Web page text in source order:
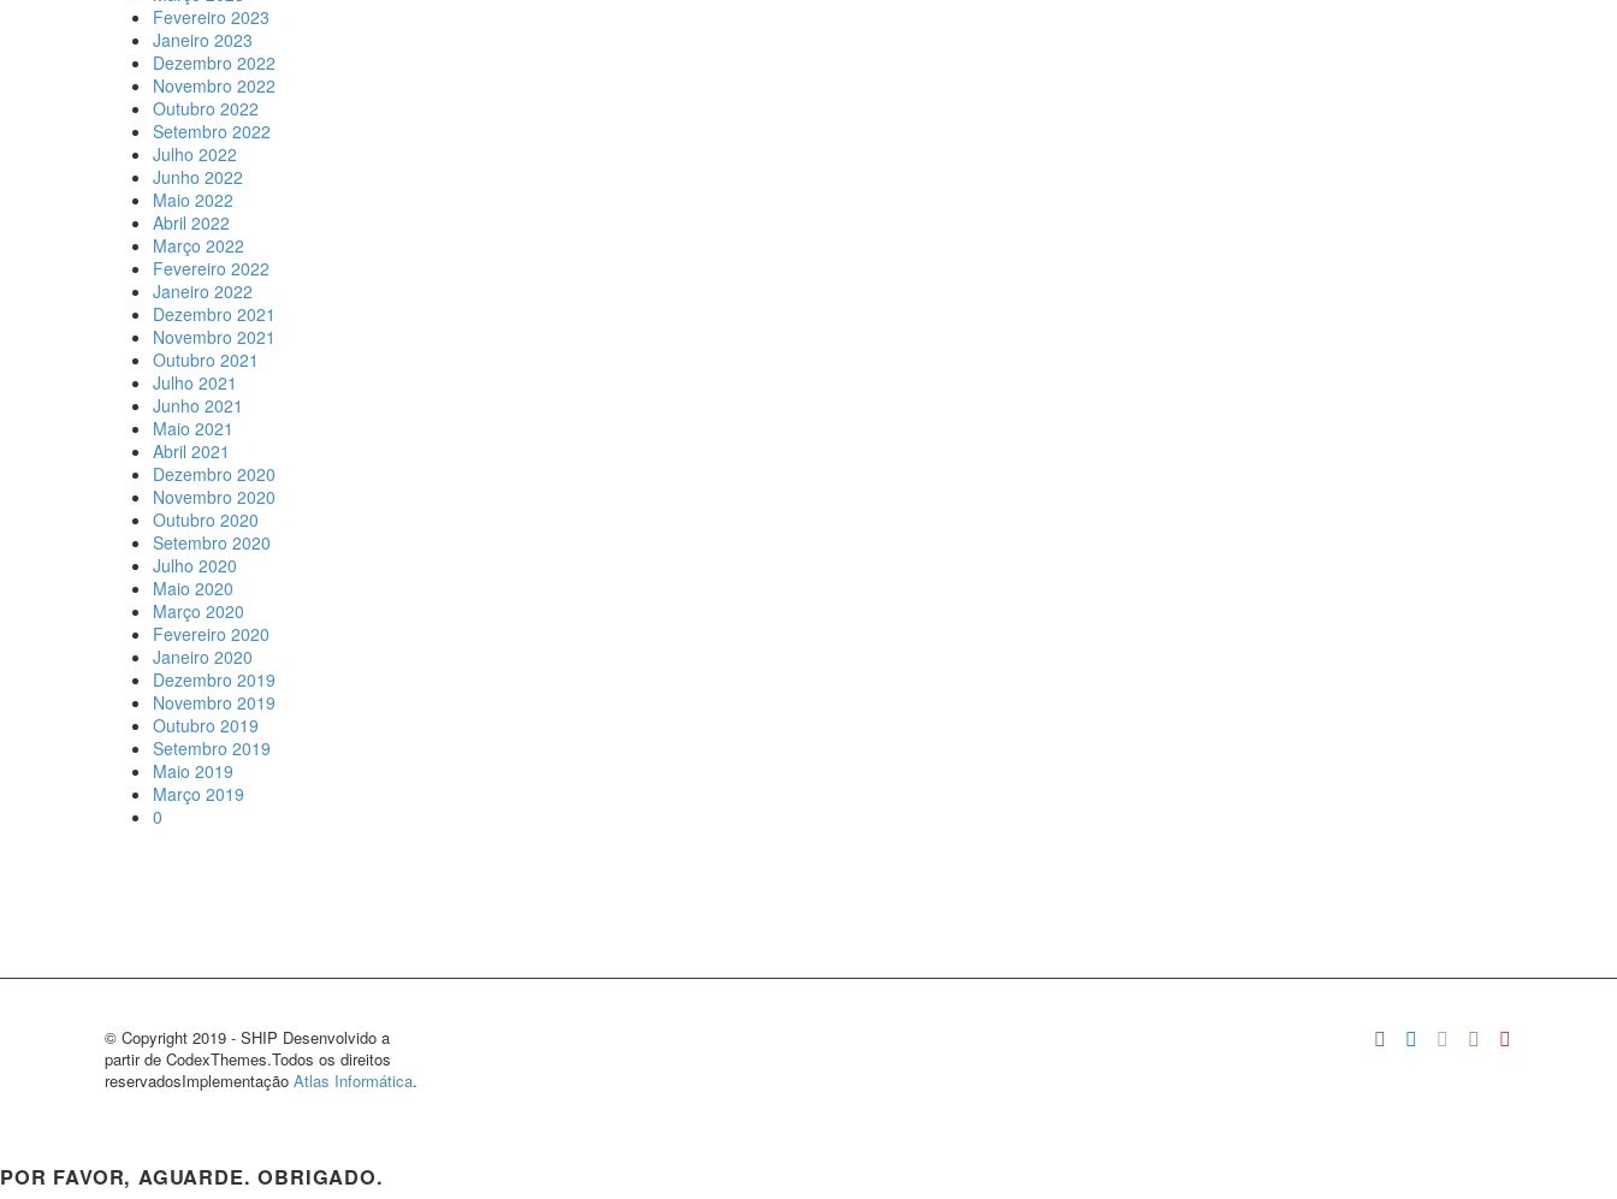
Fevereiro 2023
Janeiro 2023
Dezembro 2022
Novembro 2022
Outubro 2022
Setembro 2022
Julho 2022
Junho 2022
Maio 2022
Abril 2022
Março 2022
Fevereiro 2022
Janeiro 2022
Dezembro 2021
Novembro 2021
Outubro 2021
Julho 2021
Junho 2021
Maio 2021
Abril 2021
Dezembro 2020
Novembro 2020
Outubro 2020
Setembro 2020
Julho 2020
Maio 2020
Março 2020
Fevereiro 2020
Janeiro 2020
Dezembro 2019
Novembro 2019
Outubro 2019
Setembro 2019
Maio 2019
Março 2019
0
© Copyright 2019 - SHIP Desenvolvido a
partir de CodexThemes.Todos os direitos
reservadosImplementação Atlas Informática.
POR FAVOR, AGUARDE. OBRIGADO.